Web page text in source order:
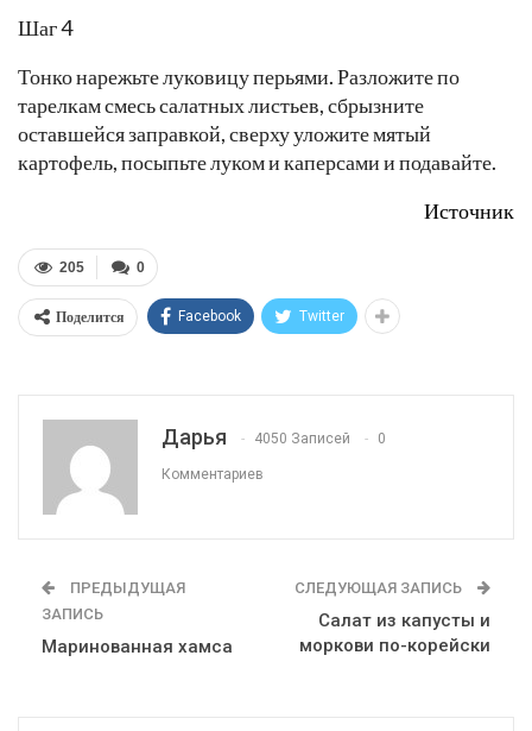
Шаг 4
Тонко нарежьте луковицу перьями. Разложите по
тарелкам смесь салатных листьев, сбрызните
оставшейся заправкой, сверху уложите мятый
картофель, посыпьте луком и каперсами и подавайте.
Источник
0
205
Поделится Facebook Twitter
Дарья 4050 Записей 0
Комментариев
ПРЕДЫДУЩАЯ
ЗАПИСЬ
Маринованная хамса
СЛЕДУЮЩАЯ ЗАПИСЬ
Салат из капусты и
моркови по-корейски